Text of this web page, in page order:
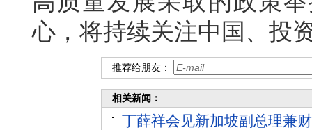
心，将持续关注中国、投
推荐给朋友：
相关新闻：
丁薛祥会见新加坡副总理兼